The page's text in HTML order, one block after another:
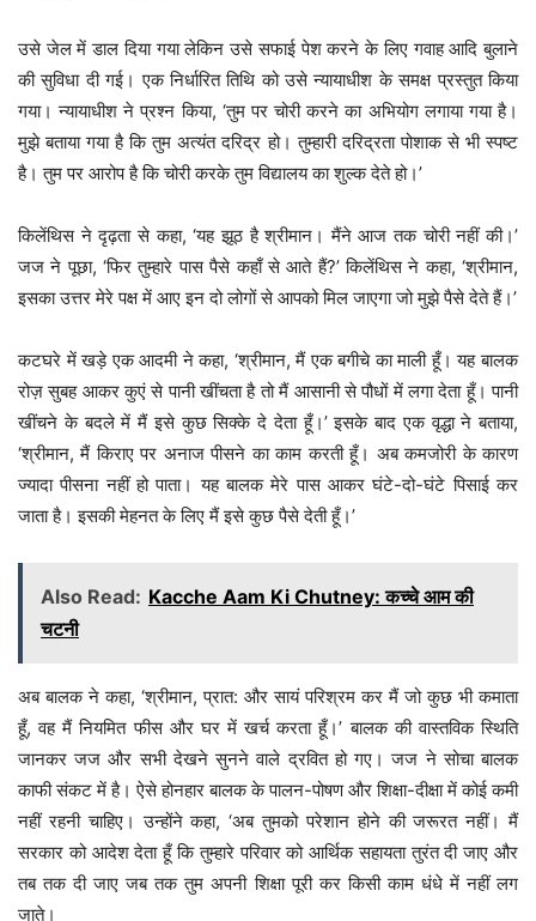
उसे जेल में डाल दिया गया लेकिन उसे सफाई पेश करने के लिए गवाह आदि बुलाने
की सुविधा दी गई। एक निर्धारित तिथि को उसे न्यायाधीश के समक्ष प्रस्तुत किया
गया। न्यायाधीश ने प्रश्न किया, ‘तुम पर चोरी करने का अभियोग लगाया गया है।
मुझे बताया गया है कि तुम अत्यंत दरिद्र हो। तुम्हारी दरिद्रता पोशाक से भी स्पष्ट
है। तुम पर आरोप है कि चोरी करके तुम विद्यालय का शुल्क देते हो।’
किलेंथिस ने दृढ़ता से कहा, ‘यह झूठ है श्रीमान। मैंने आज तक चोरी नहीं की।’
जज ने पूछा, ‘फिर तुम्हारे पास पैसे कहाँ से आते हैं?’ किलेंथिस ने कहा, ‘श्रीमान,
इसका उत्तर मेरे पक्ष में आए इन दो लोगों से आपको मिल जाएगा जो मुझे पैसे देते हैं।’
कटघरे में खड़े एक आदमी ने कहा, ‘श्रीमान, मैं एक बगीचे का माली हूँ। यह बालक
रोज़ सुबह आकर कुएं से पानी खींचता है तो मैं आसानी से पौधों में लगा देता हूँ। पानी
खींचने के बदले में मैं इसे कुछ सिक्के दे देता हूँ।’ इसके बाद एक वृद्धा ने बताया,
‘श्रीमान, मैं किराए पर अनाज पीसने का काम करती हूँ। अब कमजोरी के कारण
ज्यादा पीसना नहीं हो पाता। यह बालक मेरे पास आकर घंटे-दो-घंटे पिसाई कर
जाता है। इसकी मेहनत के लिए मैं इसे कुछ पैसे देती हूँ।’
Also Read: Kacche Aam Ki Chutney: कच्चे आम की
चटनी
अब बालक ने कहा, ‘श्रीमान, प्रात: और सायं परिश्रम कर मैं जो कुछ भी कमाता
हूँ, वह मैं नियमित फीस और घर में खर्च करता हूँ।’ बालक की वास्तविक स्थिति
जानकर जज और सभी देखने सुनने वाले द्रवित हो गए। जज ने सोचा बालक
काफी संकट में है। ऐसे होनहार बालक के पालन-पोषण और शिक्षा-दीक्षा में कोई कमी
नहीं रहनी चाहिए। उन्होंने कहा, ‘अब तुमको परेशान होने की जरूरत नहीं। मैं
सरकार को आदेश देता हूँ कि तुम्हारे परिवार को आर्थिक सहायता तुरंत दी जाए और
तब तक दी जाए जब तक तुम अपनी शिक्षा पूरी कर किसी काम धंधे में नहीं लग
जाते।